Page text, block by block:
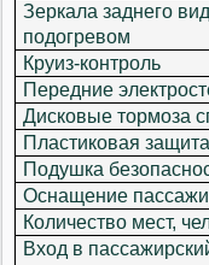
Зеркала заднего
подогревом
Круиз-контроль
Передние
Дисковые тормоза
Пластиковая
Подушка
Оснащение
Количество мест,
Вход в